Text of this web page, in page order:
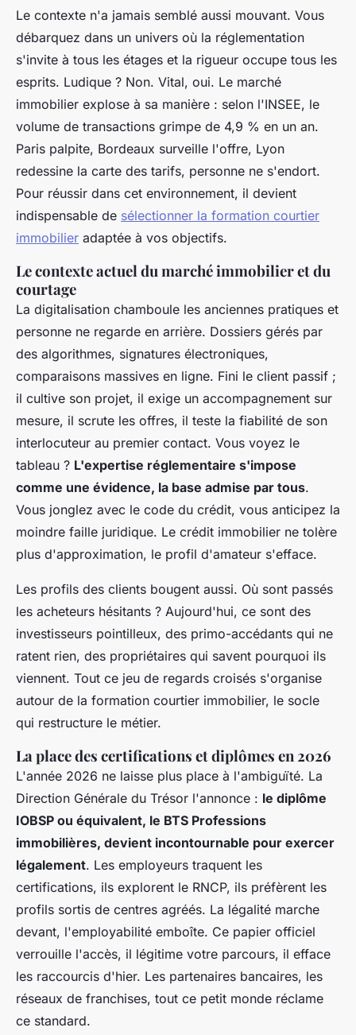
Le contexte n'a jamais semblé aussi mouvant. Vous
débarquez dans un univers où la réglementation
s'invite à tous les étages et la rigueur occupe tous les
esprits. Ludique ? Non. Vital, oui. Le marché
immobilier explose à sa manière : selon l'INSEE, le
volume de transactions grimpe de 4,9 % en un an.
Paris palpite, Bordeaux surveille l'offre, Lyon
redessine la carte des tarifs, personne ne s'endort.
Pour réussir dans cet environnement, il devient
indispensable de sélectionner la formation courtier
immobilier adaptée à vos objectifs.
Le contexte actuel du marché immobilier et du
courtage
La digitalisation chamboule les anciennes pratiques et
personne ne regarde en arrière. Dossiers gérés par
des algorithmes, signatures électroniques,
comparaisons massives en ligne. Fini le client passif ;
il cultive son projet, il exige un accompagnement sur
mesure, il scrute les offres, il teste la fiabilité de son
interlocuteur au premier contact. Vous voyez le
tableau ? L'expertise réglementaire s'impose
comme une évidence, la base admise par tous.
Vous jonglez avec le code du crédit, vous anticipez la
moindre faille juridique. Le crédit immobilier ne tolère
plus d'approximation, le profil d'amateur s'efface.
Les profils des clients bougent aussi. Où sont passés
les acheteurs hésitants ? Aujourd'hui, ce sont des
investisseurs pointilleux, des primo-accédants qui ne
ratent rien, des propriétaires qui savent pourquoi ils
viennent. Tout ce jeu de regards croisés s'organise
autour de la formation courtier immobilier, le socle
qui restructure le métier.
La place des certifications et diplômes en 2026
L'année 2026 ne laisse plus place à l'ambiguïté. La
Direction Générale du Trésor l'annonce : le diplôme
IOBSP ou équivalent, le BTS Professions
immobilières, devient incontournable pour exercer
légalement. Les employeurs traquent les
certifications, ils explorent le RNCP, ils préfèrent les
profils sortis de centres agréés. La légalité marche
devant, l'employabilité emboîte. Ce papier officiel
verrouille l'accès, il légitime votre parcours, il efface
les raccourcis d'hier. Les partenaires bancaires, les
réseaux de franchises, tout ce petit monde réclame
ce standard.